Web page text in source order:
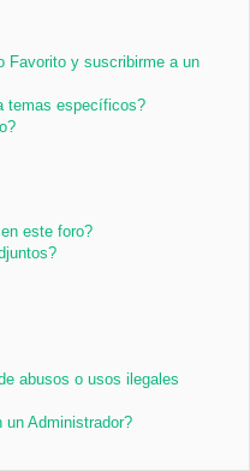
Favorito y suscribirme a un
temas específicos?
este foro?
abusos o usos ilegales
un Administrador?